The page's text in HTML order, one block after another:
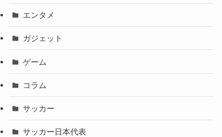
エンタメ
ガジェット
ゲーム
コラム
サッカー
サッカー日本代表